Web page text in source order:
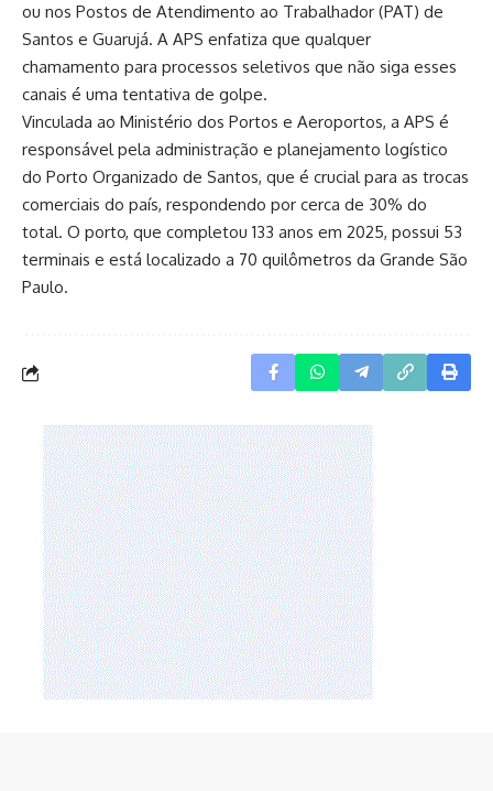
ou nos Postos de Atendimento ao Trabalhador (PAT) de
Santos e Guarujá. A APS enfatiza que qualquer
chamamento para processos seletivos que não siga esses
canais é uma tentativa de golpe.
Vinculada ao Ministério dos Portos e Aeroportos, a APS é
responsável pela administração e planejamento logístico
do Porto Organizado de Santos, que é crucial para as trocas
comerciais do país, respondendo por cerca de 30% do
total. O porto, que completou 133 anos em 2025, possui 53
terminais e está localizado a 70 quilômetros da Grande São
Paulo.